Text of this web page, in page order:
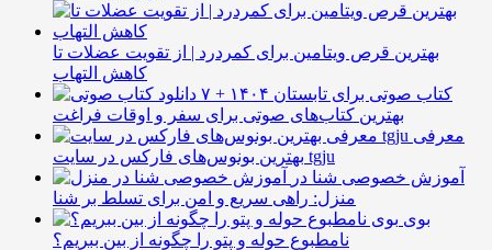
بهترین قرص ویتامین برای کمردرد | از تقویت عضلات تا
کاهش التهاب
۷ کتاب صوتی برای تابستان ۱۴۰۴ +
بهترین کتاب‌های صوتی برای سفر و اوقات فراغت
معرفی
بهترین بونوس‌های فارکس در سایت tgju
آموزش خصوصی شنا در
منزل: راهی سریع و امن برای تسلط بر شنا
بوی
نامطبوع حوله و پتو را چگونه از بین ببریم؟